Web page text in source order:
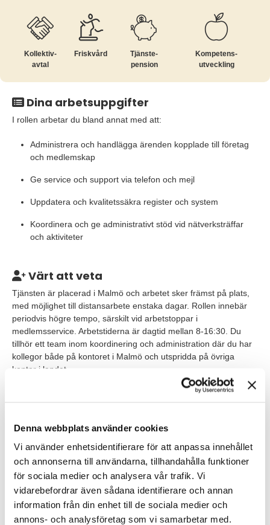
Denna webbplats använder cookies
Vi använder enhetsidentifierare för att anpassa innehållet
och annonserna till användarna, tillhandahålla funktioner
för sociala medier och analysera vår trafik. Vi
vidarebefordrar även sådana identifierare och annan
information från din enhet till de sociala medier och
annons- och analysföretag som vi samarbetar med.
Kollektiv­
avtal
Friskvård
Tjänste­
pension
Kompetens­
utveckling
Dina arbetsuppgifter
I rollen arbetar du bland annat med att:
Administrera och handlägga ärenden kopplade till företag
och medlemskap
Ge service och support via telefon och mejl
Uppdatera och kvalitetssäkra register och system
Koordinera och ge administrativt stöd vid nätverksträffar
och aktiviteter
Värt att veta
Tjänsten är placerad i Malmö och arbetet sker främst på plats,
med möjlighet till distansarbete enstaka dagar. Rollen innebär
periodvis högre tempo, särskilt vid arbetstoppar i
medlemsservice. Arbetstiderna är dagtid mellan 8-16:30. Du
tillhör ett team inom koordinering och administration där du har
kollegor både på kontoret i Malmö och utspridda på övriga
kontor i landet.
och är trygg i kontakten med olika typer av företagare och
kontaktpersoner. Du arbetar strukturerat, har god systemvana
och håller hög kvalitet även när tempot ökar. Du är
kommunikativ, lösningsorienterad och har ett professionellt
förhållningssätt. För att trivas i rollen behöver du motiveras av
att ge god service och hjälpa medlemsföretagen i olika
ärenden.